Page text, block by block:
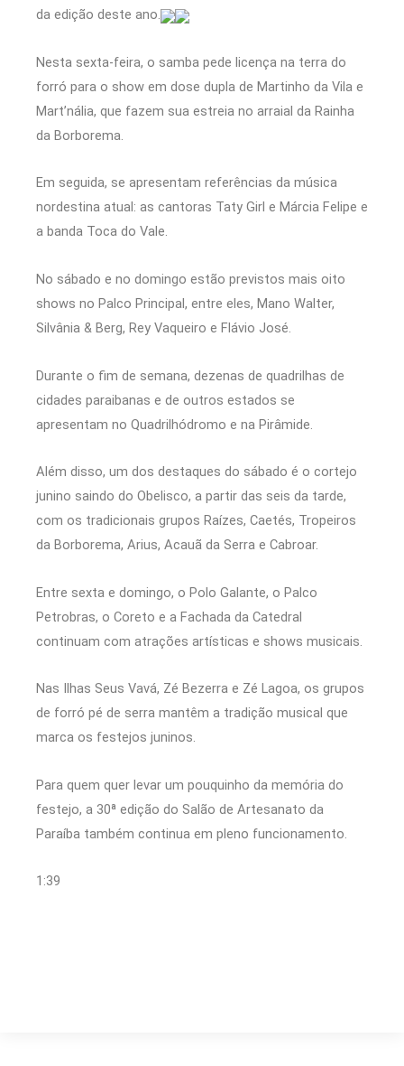
da edição deste ano.
Nesta sexta-feira, o samba pede licença na terra do
forró para o show em dose dupla de Martinho da Vila e
Mart’nália, que fazem sua estreia no arraial da Rainha
da Borborema.
Em seguida, se apresentam referências da música
nordestina atual: as cantoras Taty Girl e Márcia Felipe e
a banda Toca do Vale.
No sábado e no domingo estão previstos mais oito
shows no Palco Principal, entre eles, Mano Walter,
Silvânia & Berg, Rey Vaqueiro e Flávio José.
Durante o fim de semana, dezenas de quadrilhas de
cidades paraibanas e de outros estados se
apresentam no Quadrilhódromo e na Pirâmide.
Além disso, um dos destaques do sábado é o cortejo
junino saindo do Obelisco, a partir das seis da tarde,
com os tradicionais grupos Raízes, Caetés, Tropeiros
da Borborema, Arius, Acauã da Serra e Cabroar.
Entre sexta e domingo, o Polo Galante, o Palco
Petrobras, o Coreto e a Fachada da Catedral
continuam com atrações artísticas e shows musicais.
Nas Ilhas Seus Vavá, Zé Bezerra e Zé Lagoa, os grupos
de forró pé de serra mantêm a tradição musical que
marca os festejos juninos.
Para quem quer levar um pouquinho da memória do
festejo, a 30ª edição do Salão de Artesanato da
Paraíba também continua em pleno funcionamento.
1:39